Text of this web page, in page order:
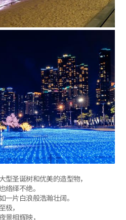
圣诞树和优美的造型物，
络绎不绝。
一片白浪般浩瀚壮阔。
，
景相辉映，